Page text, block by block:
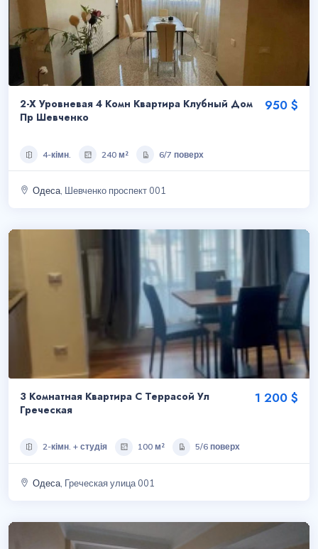
2-Х Уровневая 4 Комн Квартира Клубный Дом
Пр Шевченко
950 $
4-кімн. 240 м² 6/7 поверх
Одеса , Шевченко проспект 001
3 Комнатная Квартира С Террасой Ул
Греческая
1 200 $
2-кімн. + студія 100 м² 5/6 поверх
Одеса , Греческая улица 001